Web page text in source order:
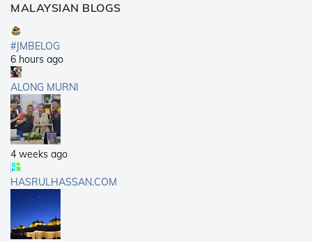
MALAYSIAN BLOGS
#JMBELOG
6 hours ago
ALONG MURNI
4 weeks ago
HASRULHASSAN.COM